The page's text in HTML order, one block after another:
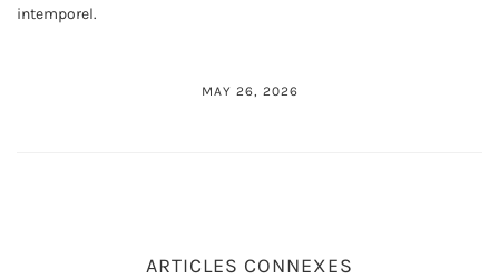
intemporel.
MAY 26, 2026
ARTICLES CONNEXES